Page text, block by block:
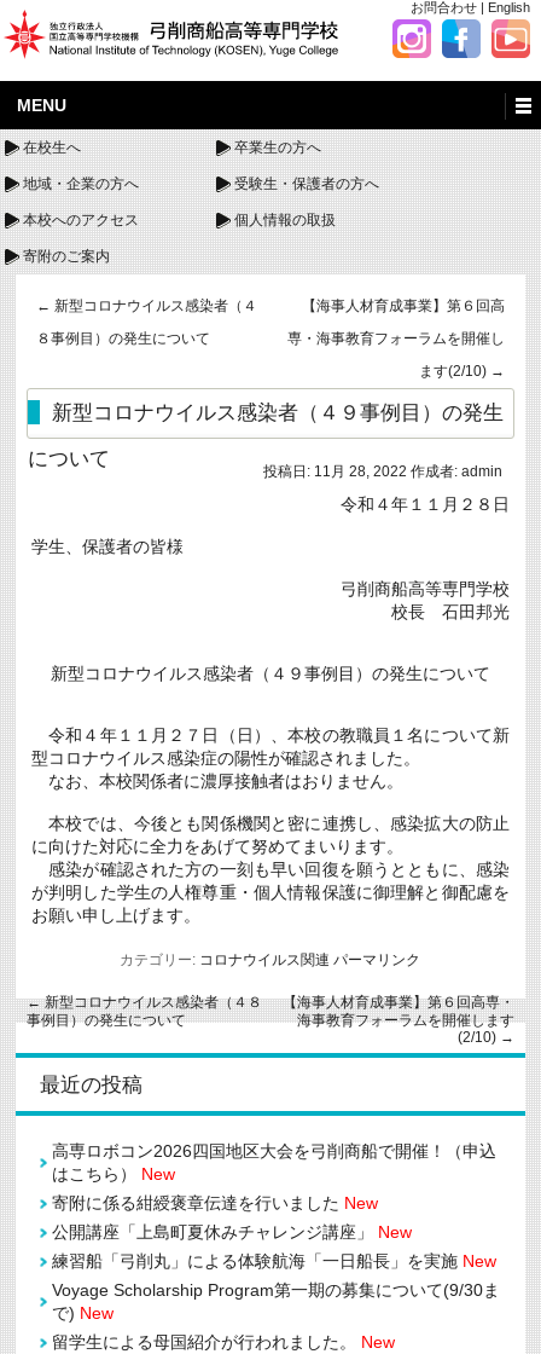
お問合わせ | English
MENU
在校生へ 卒業生の方へ
地域・企業の方へ 受験生・保護者の方へ
本校へのアクセス 個人情報の取扱
寄附のご案内
← 新型コロナウイルス感染者（４
８事例目）の発生について
【海事人材育成事業】第６回高
専・海事教育フォーラムを開催し
ます(2/10) →
新型コロナウイルス感染者（４９事例目）の発生
について
投稿日: 11月 28, 2022 作成者: admin
令和４年１１月２８日
学生、保護者の皆様
弓削商船高等専門学校
校長 石田邦光
新型コロナウイルス感染者（４９事例目）の発生について
令和４年１１月２７日（日）、本校の教職員１名について新
型コロナウイルス感染症の陽性が確認されました。
なお、本校関係者に濃厚接触者はおりません。
本校では、今後とも関係機関と密に連携し、感染拡大の防止
に向けた対応に全力をあげて努めてまいります。
感染が確認された方の一刻も早い回復を願うとともに、感染
が判明した学生の人権尊重・個人情報保護に御理解と御配慮を
お願い申し上げます。
カテゴリー: コロナウイルス関連 パーマリンク
←新型コロナウイルス感染者（４８
事例目）の発生について
【海事人材育成事業】第６回高専・
海事教育フォーラムを開催します
(2/10) →
最近の投稿
高専ロボコン2026四国地区大会を弓削商船で開催！（申込
はこちら） New
寄附に係る紺綬褒章伝達を行いました New
公開講座「上島町夏休みチャレンジ講座」
New
練習船「弓削丸」による体験航海「一日船長」を実施 New
Voyage Scholarship Program第一期の募集について(9/30ま
で) New
留学生による母国紹介が行われました。 New